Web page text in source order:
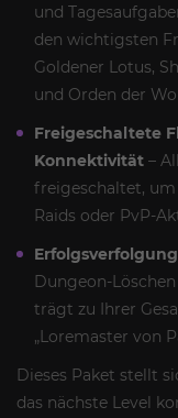
und
den wichtigsten
Goldener Lotus,
und Orden der
Freigeschaltete
Konnektivität –
freigeschaltet, um
Raids oder PvP-
Erfolgsverfolgung
Dungeon-
trägt zu Ihrer
„Loremaster von
Dieses Paket stellt
das nächste Level